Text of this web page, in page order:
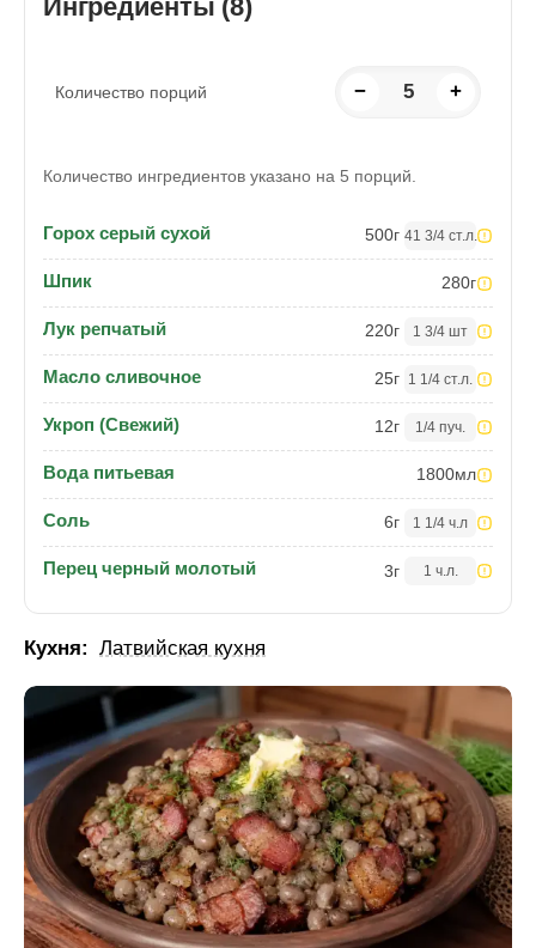
Ингредиенты (8)
Количество порций − 5 +
Количество ингредиентов указано на 5 порций.
Горох серый сухой 500г 41 3/4 ст.л.
Шпик 280г
Лук репчатый 220г 1 3/4 шт
Масло сливочное 25г 1 1/4 ст.л.
Укроп (Свежий) 12г 1/4 пуч.
Вода питьевая 1800мл
Соль 6г 1 1/4 ч.л
Перец черный молотый 3г 1 ч.л.
Кухня: Латвийская кухня